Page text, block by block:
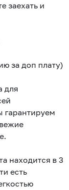
заехать и
за доп плату)
для
гарантируем
находится в 3
есть